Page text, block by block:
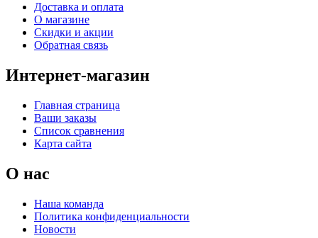
Доставка и оплата
О магазине
Скидки и акции
Обратная связь
Интернет-магазин
Главная страница
Ваши заказы
Список сравнения
Карта сайта
О нас
Наша команда
Политика конфиденциальности
Новости